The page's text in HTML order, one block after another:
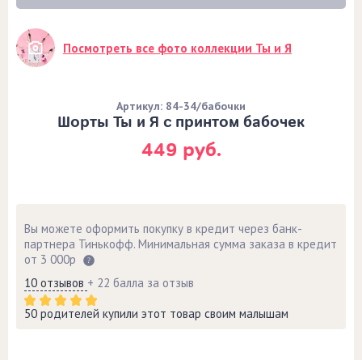
Посмотреть все фото коллекции Ты и Я
449 руб.
Шорты Ты и Я с принтом бабочек
Артикул: 84-34/бабочки
Вы можете оформить покупку в кредит через банк-
партнера Тинькофф. Минимальная сумма заказа в кредит
от 3 000р
10 отзывов + 22 балла за отзыв
50 родителей купили этот товар своим малышам